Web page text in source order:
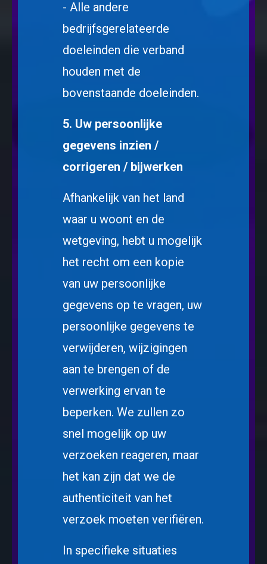
- Alle andere
bedrijfsgerelateerde
doeleinden die verband
houden met de
bovenstaande doeleinden.
5. Uw persoonlijke
gegevens inzien /
corrigeren / bijwerken
Afhankelijk van het land
waar u woont en de
wetgeving, hebt u mogelijk
het recht om een kopie
van uw persoonlijke
gegevens op te vragen, uw
persoonlijke gegevens te
verwijderen, wijzigingen
aan te brengen of de
verwerking ervan te
beperken. We zullen zo
snel mogelijk op uw
verzoeken reageren, maar
het kan zijn dat we de
authenticiteit van het
verzoek moeten verifiëren.
In specifieke situaties